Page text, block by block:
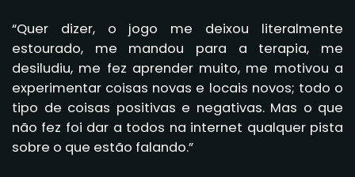
“Quer dizer, o jogo me deixou literalmente
estourado, me mandou para a terapia, me
desiludiu, me fez aprender muito, me motivou a
experimentar coisas novas e locais novos; todo o
tipo de coisas positivas e negativas. Mas o que
não fez foi dar a todos na internet qualquer pista
sobre o que estão falando.”